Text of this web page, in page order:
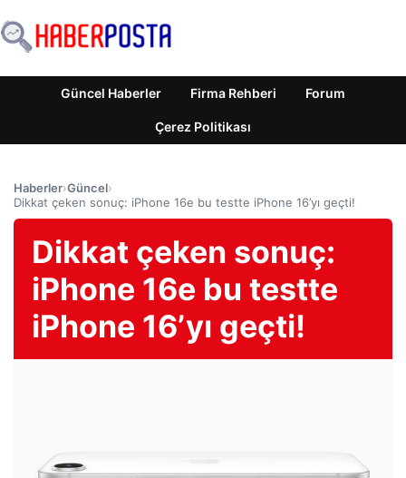
Güncel Haberler Firma Rehberi Forum
Çerez Politikası
Haberler›Güncel›
Dikkat çeken sonuç: iPhone 16e bu testte iPhone 16’yı geçti!
Dikkat çeken sonuç:
iPhone 16e bu testte
iPhone 16’yı geçti!